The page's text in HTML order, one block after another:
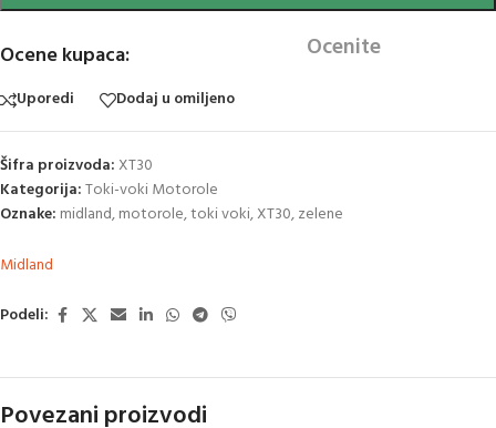
Ocene kupaca: Ocenite
Uporedi Dodaj u omiljeno
Šifra proizvoda: XT30
Kategorija:Toki-voki Motorole
Oznake: midland,motorole,toki voki,XT30,zelene
Midland
Podeli:
Povezani proizvodi